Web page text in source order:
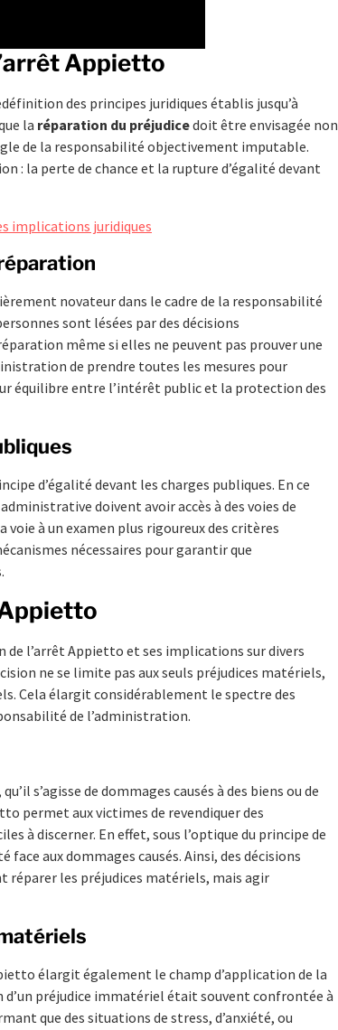
Appietto
des principes juridiques établis jusqu’à
la réparation du préjudicedoit être envisagée non
de la responsabilité objectivement imputable.
: la perte de chance et la rupture d’égalité devant
implications juridiques
novateur dans le cadre de la responsabilité
sont lésées par des décisions
même si elles ne peuvent pas prouver une
de prendre toutes les mesures pour
équilibre entre l’intérêt public et la protection des
d’égalité devant les charges publiques. En ce
doivent avoir accès à des voies de
à un examen plus rigoureux des critères
nécessaires pour garantir que
de l’arrêt Appietto et ses implications sur divers
ne se limite pas aux seuls préjudices matériels,
Cela élargit considérablement le spectre des
de l’administration.
s’agisse de dommages causés à des biens ou de
permet aux victimes de revendiquer des
à discerner. En effet, sous l’optique du principe de
aux dommages causés. Ainsi, des décisions
les préjudices matériels, mais agir
élargit également le champ d’application de la
préjudice immatériel était souvent confrontée à
que des situations de stress, d’anxiété, ou